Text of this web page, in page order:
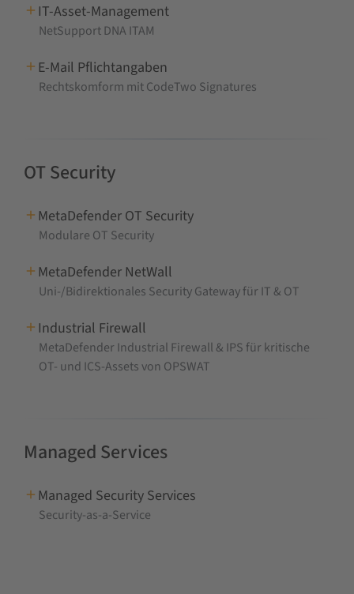
IT-Asset-Management
NetSupport DNA ITAM
E-Mail Pflichtangaben
Rechtskomform mit CodeTwo Signatures
OT Security
MetaDefender OT Security
Modulare OT Security
MetaDefender NetWall
Uni-/Bidirektionales Security Gateway für IT & OT
Industrial Firewall
MetaDefender Industrial Firewall & IPS für kritische
OT- und ICS-Assets von OPSWAT
Managed Services
Managed Security Services
Security-as-a-Service